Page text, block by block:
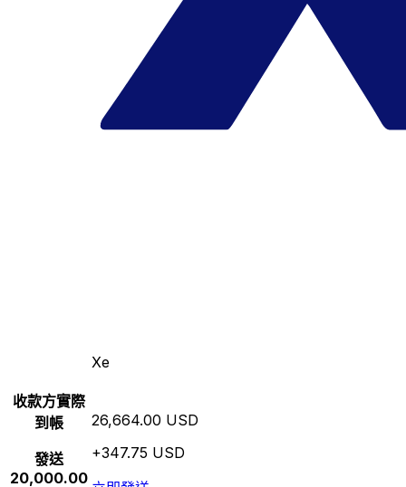
Xe
收款方實際
到帳
發送
20,000.00
26,664.00 USD
+347.75 USD